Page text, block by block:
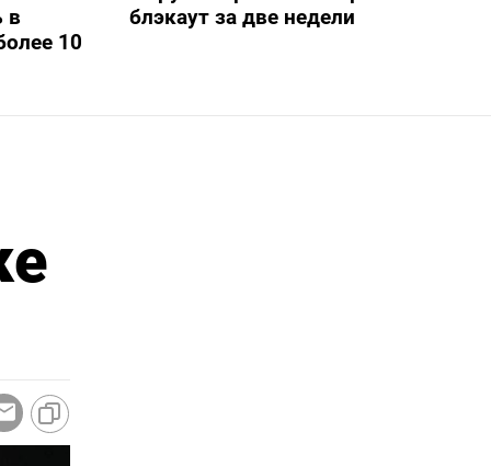
в
10
блэкаут за две недели